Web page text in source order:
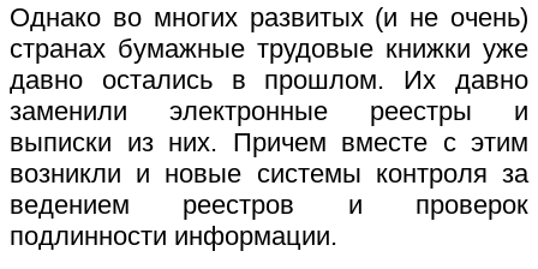
Однако во многих развитых (и не очень)
странах бумажные трудовые книжки уже
давно остались в прошлом. Их давно
заменили электронные реестры и
выписки из них. Причем вместе с этим
возникли и новые системы контроля за
ведением реестров и проверок
подлинности информации.